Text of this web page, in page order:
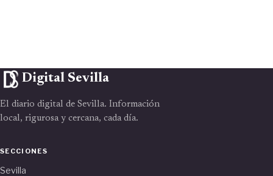
Digital Sevilla
El diario digital de Sevilla. Información
local, rigurosa y cercana, cada día.
SECCIONES
Sevilla